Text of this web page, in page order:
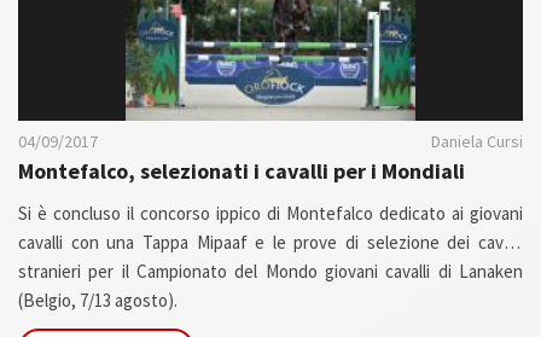
04/09/2017 Daniela Cursi
Montefalco, selezionati i cavalli per i Mondiali
Si è concluso il concorso ippico di Montefalco dedicato ai giovani
cavalli con una Tappa Mipaaf e le prove di selezione dei cavalli
stranieri per il Campionato del Mondo giovani cavalli di Lanaken
(Belgio, 7/13 agosto).
In conclusione dell’evento ospitato presso le strutture dell’Horses